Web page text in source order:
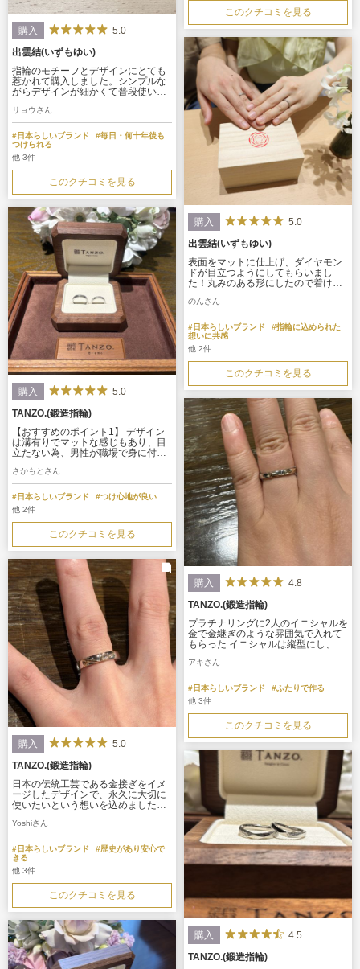
このクチコミを見る
購入
5.0
出雲結(いずもゆい)
指輪のモチーフとデザインにとても
惹かれて購入しました。シンプルな
がらデザインが細かくて普段使いし
内石の種類、なによりも完全オーダ
ーメイドで2人だけの特別な指輪を作
れます。
リョウさん
#日本らしいブランド
#毎日・何十年後も
つけられる
他 3件
このクチコミを見る
購入
5.0
出雲結(いずもゆい)
表面をマットに仕上げ、ダイヤモン
ドが目立つようにしてもらいまし
た！丸みのある形にしたので着け心
込まれてるところは凹んでいるので
傷が付きにくいのも魅力的だなと思
いこのデザインにしました。
のんさん
#日本らしいブランド
#指輪に込められた
想いに共感
他 2件
このクチコミを見る
購入
5.0
TANZO.(鍛造指輪)
【おすすめのポイント1】 デザイン
は溝有りでマットな感じもあり、目
立たない為、男性が職場で身に付け
もしやすい。 【おすすめのポイント
2】 男女問わずにダイヤにこだわら
ずキラキラした指輪を作ることがで
きる。
さかもとさん
#日本らしいブランド
#つけ心地が良い
他 2件
このクチコミを見る
購入
4.8
TANZO.(鍛造指輪)
プラチナリングに2人のイニシャルを
金で金継ぎのような雰囲気で入れて
もらった イニシャルは縦型にし、ま
単なデザイン画をある程度描いたも
のをわたし、出来そうか電話も含め
て相談させていただきました
アキさん
#日本らしいブランド
#ふたりで作る
他 3件
このクチコミを見る
購入
5.0
TANZO.(鍛造指輪)
日本の伝統工芸である金接ぎをイメ
ージしたデザインで、永久に大切に
使いたいという想いを込めました。
ザインに入れました。非常に難しい
デザインであると聞きましたが非常
に満足のいくデザインとなりまし
た。
Yoshiさん
#日本らしいブランド
#歴史があり安心で
きる
他 3件
このクチコミを見る
購入
4.5
TANZO.(鍛造指輪)